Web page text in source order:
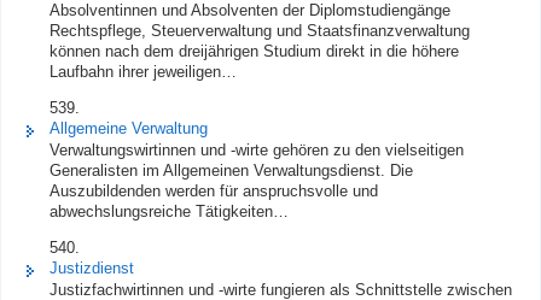
Absolventinnen und Absolventen der Diplomstudiengänge
Rechtspflege, Steuerverwaltung und Staatsfinanzverwaltung
können nach dem dreijährigen Studium direkt in die höhere
Laufbahn ihrer jeweiligen…
539.
Allgemeine Verwaltung
Verwaltungswirtinnen und -wirte gehören zu den vielseitigen
Generalisten im Allgemeinen Verwaltungsdienst. Die
Auszubildenden werden für anspruchsvolle und
abwechslungsreiche Tätigkeiten…
540.
Justizdienst
Justizfachwirtinnen und -wirte fungieren als Schnittstelle zwischen